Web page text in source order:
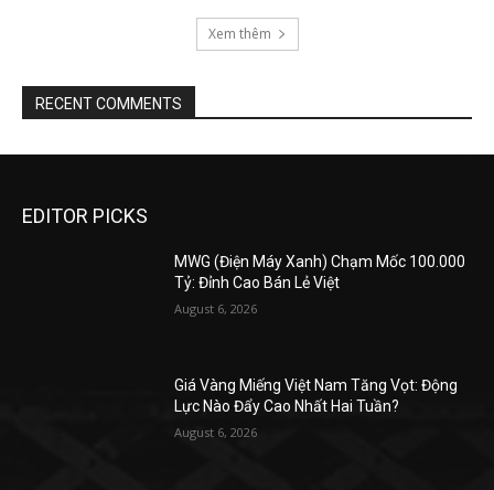
Xem thêm
RECENT COMMENTS
EDITOR PICKS
MWG (Điện Máy Xanh) Chạm Mốc 100.000
Tỷ: Đỉnh Cao Bán Lẻ Việt
August 6, 2026
Giá Vàng Miếng Việt Nam Tăng Vọt: Động
Lực Nào Đẩy Cao Nhất Hai Tuần?
August 6, 2026